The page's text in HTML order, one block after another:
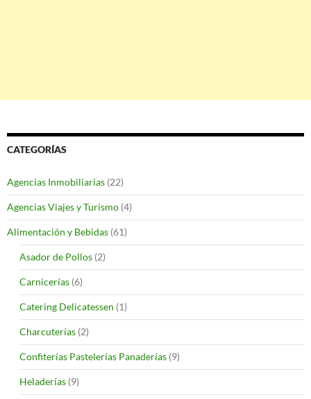
CATEGORÍAS
Agencias Inmobiliarias (22)
Agencias Viajes y Turismo (4)
Alimentación y Bebidas (61)
Asador de Pollos (2)
Carnicerías (6)
Catering Delicatessen (1)
Charcuterías (2)
Confiterías Pastelerías Panaderías (9)
Heladerías (9)